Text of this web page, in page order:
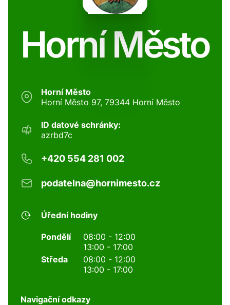
Horní Město
Horní Město
Horní Město 97, 79344 Horní Město
ID datové schránky:
azrbd7c
+420 554 281 002
podatelna@hornimesto.cz
Úřední hodiny
Pondělí
08:00 - 12:00
13:00 - 17:00
Středa
08:00 - 12:00
13:00 - 17:00
Navigační odkazy